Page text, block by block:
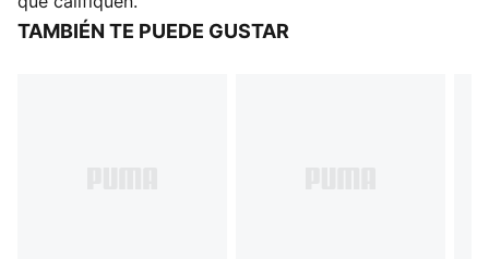
Ancho: regular
TAMBIÉN TE PUEDE GUSTAR